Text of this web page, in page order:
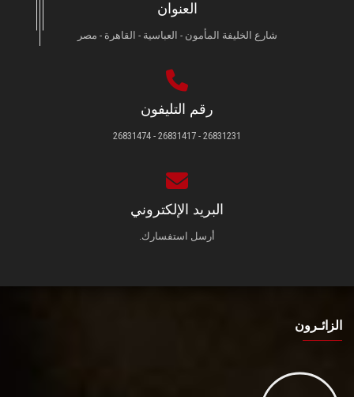
العنوان
شارع الخليفة المأمون - العباسية - القاهرة - مصر
رقم التليفون
26831231 - 26831417 - 26831474
البريد الإلكتروني
أرسل استفسارك.
الزائـرون